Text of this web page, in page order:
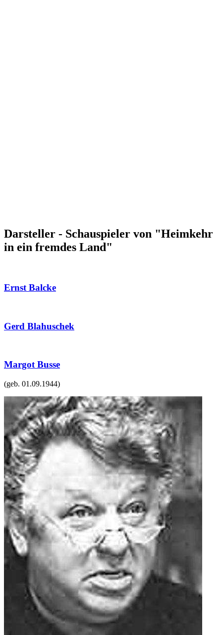
Darsteller - Schauspieler von "Heimkehr
in ein fremdes Land"
Ernst Balcke
Gerd Blahuschek
Margot Busse
(geb. 01.09.1944)